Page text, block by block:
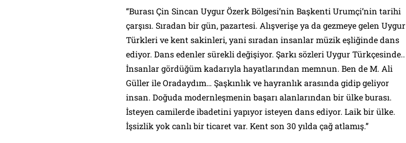
“Burası Çin Sincan Uygur Özerk Bölgesi’nin Başkenti Urumçi’nin tarihi
çarşısı. Sıradan bir gün, pazartesi. Alışverişe ya da gezmeye gelen Uygur
Türkleri ve kent sakinleri, yani sıradan insanlar müzik eşliğinde dans
ediyor. Dans edenler sürekli değişiyor. Şarkı sözleri Uygur Türkçesinde..
İnsanlar gördüğüm kadarıyla hayatlarından memnun. Ben de M. Ali
Güller ile Oradaydım… Şaşkınlık ve hayranlık arasında gidip geliyor
insan. Doğuda modernleşmenin başarı alanlarından bir ülke burası.
İsteyen camilerde ibadetini yapıyor isteyen dans ediyor. Laik bir ülke.
İşsizlik yok canlı bir ticaret var. Kent son 30 yılda çağ atlamış.”